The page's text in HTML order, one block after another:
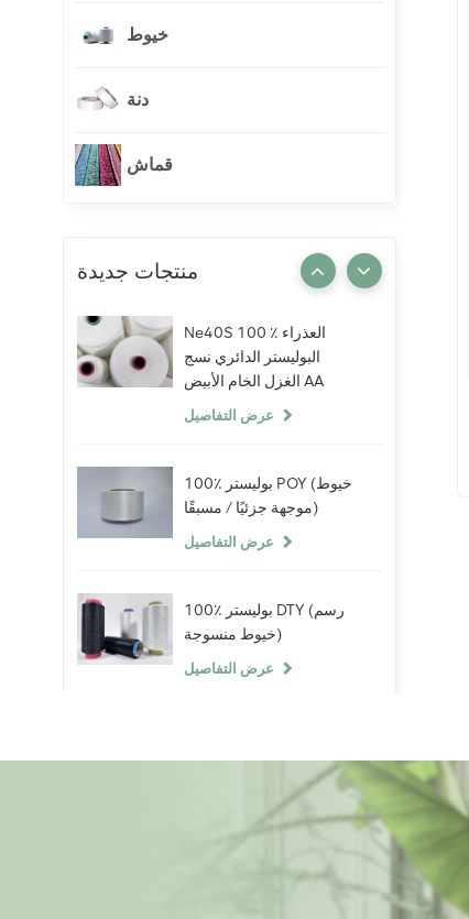
خيوط
دنة
قماش
منتجات جديدة
Ne40S 100 ٪ العذراء
البوليستر الدائري نسج
الغزل الخام الأبيض AA
الصف الحياكة النسيج
عرض التفاصيل
100٪ بوليستر POY (خيوط
موجهة جزئيًا / مسبقًا)
عرض التفاصيل
100٪ بوليستر DTY (رسم
خيوط منسوجة)
عرض التفاصيل
عارية